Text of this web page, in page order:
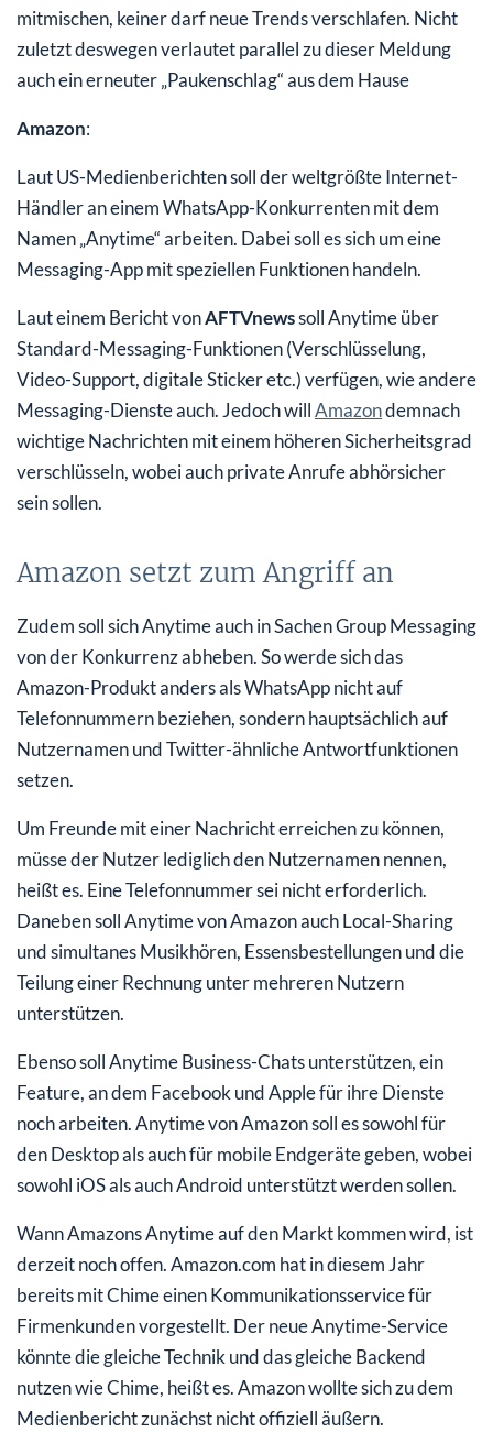
mitmischen, keiner darf neue Trends verschlafen. Nicht
zuletzt deswegen verlautet parallel zu dieser Meldung
auch ein erneuter „Paukenschlag“ aus dem Hause
Amazon:
Laut US-Medienberichten soll der weltgrößte Internet-
Händler an einem WhatsApp-Konkurrenten mit dem
Namen „Anytime“ arbeiten. Dabei soll es sich um eine
Messaging-App mit speziellen Funktionen handeln.
Laut einem Bericht vonAFTVnewssoll Anytime über
Standard-Messaging-Funktionen (Verschlüsselung,
Video-Support, digitale Sticker etc.) verfügen, wie andere
Messaging-Dienste auch. Jedoch willAmazondemnach
wichtige Nachrichten mit einem höheren Sicherheitsgrad
verschlüsseln, wobei auch private Anrufe abhörsicher
sein sollen.
Amazon setzt zum Angriff an
Zudem soll sich Anytime auch in Sachen Group Messaging
von der Konkurrenz abheben. So werde sich das
Amazon-Produkt anders als WhatsApp nicht auf
Telefonnummern beziehen, sondern hauptsächlich auf
Nutzernamen und Twitter-ähnliche Antwortfunktionen
setzen.
Um Freunde mit einer Nachricht erreichen zu können,
müsse der Nutzer lediglich den Nutzernamen nennen,
heißt es. Eine Telefonnummer sei nicht erforderlich.
Daneben soll Anytime von Amazon auch Local-Sharing
und simultanes Musikhören, Essensbestellungen und die
Teilung einer Rechnung unter mehreren Nutzern
unterstützen.
Ebenso soll Anytime Business-Chats unterstützen, ein
Feature, an dem Facebook und Apple für ihre Dienste
noch arbeiten. Anytime von Amazon soll es sowohl für
den Desktop als auch für mobile Endgeräte geben, wobei
sowohl iOS als auch Android unterstützt werden sollen.
Wann Amazons Anytime auf den Markt kommen wird, ist
derzeit noch offen. Amazon.com hat in diesem Jahr
bereits mit Chime einen Kommunikationsservice für
Firmenkunden vorgestellt. Der neue Anytime-Service
könnte die gleiche Technik und das gleiche Backend
nutzen wie Chime, heißt es. Amazon wollte sich zu dem
Medienbericht zunächst nicht offiziell äußern.